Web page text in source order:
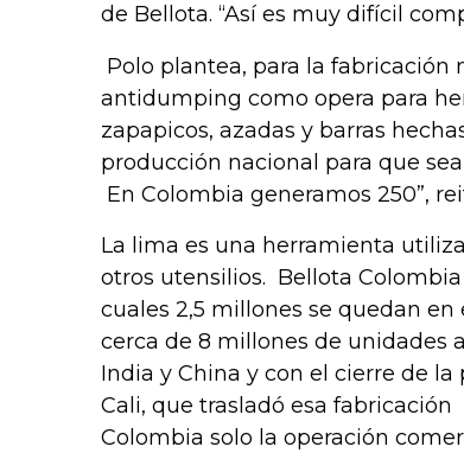
de Bellota. “Así es muy difícil
Polo plantea, para la
antidumping como opera para
zapapicos, azadas y barras
producción nacional para que
En Colombia generamos 250”,
La lima es una herramienta
otros utensilios. Bellota
cuales 2,5 millones se quedan
cerca de 8 millones de unidades
India y China y con el cierre de
Cali, que trasladó esa
Colombia solo la operación